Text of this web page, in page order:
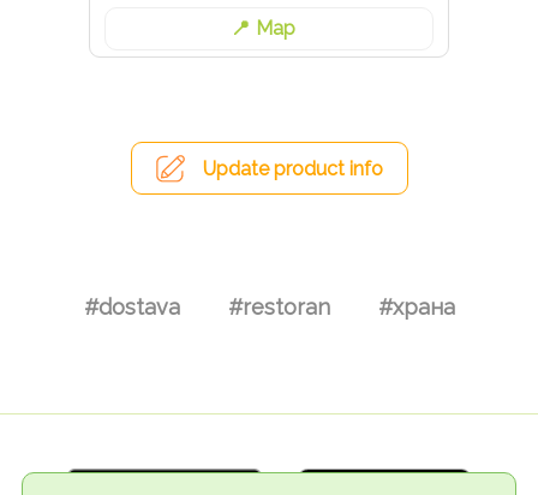
Map
Update product info
#dostava #restoran #храна